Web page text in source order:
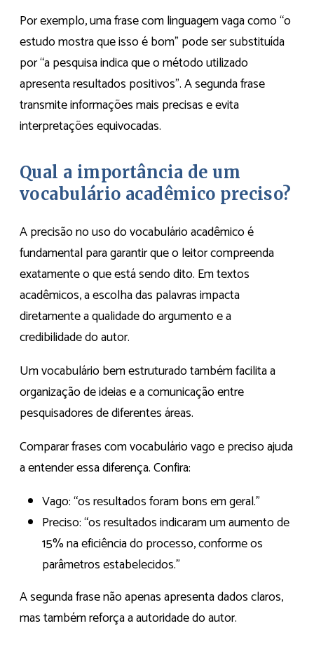
Por exemplo, uma frase com linguagem vaga como “o
estudo mostra que isso é bom” pode ser substituída
por “a pesquisa indica que o método utilizado
apresenta resultados positivos”. A segunda frase
transmite informações mais precisas e evita
interpretações equivocadas.
Qual a importância de um
vocabulário acadêmico preciso?
A precisão no uso do vocabulário acadêmico é
fundamental para garantir que o leitor compreenda
exatamente o que está sendo dito. Em textos
acadêmicos, a escolha das palavras impacta
diretamente a qualidade do argumento e a
credibilidade do autor.
Um vocabulário bem estruturado também facilita a
organização de ideias e a comunicação entre
pesquisadores de diferentes áreas.
Comparar frases com vocabulário vago e preciso ajuda
a entender essa diferença. Confira:
Vago: “os resultados foram bons em geral.”
Preciso: “os resultados indicaram um aumento de
15% na eficiência do processo, conforme os
parâmetros estabelecidos.”
A segunda frase não apenas apresenta dados claros,
mas também reforça a autoridade do autor.